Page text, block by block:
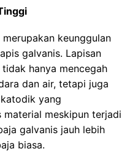
keunggulan
galvanis. Lapisan
hanya mencegah
dan air, tetapi juga
yang
meskipun terjadi
galvanis jauh lebih
biasa.